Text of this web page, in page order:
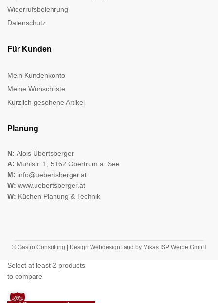
Widerrufsbelehrung
Datenschutz
Für Kunden
Mein Kundenkonto
Meine Wunschliste
Kürzlich gesehene Artikel
Planung
N: Alois Übertsberger
A: Mühlstr. 1, 5162 Obertrum a. See
M: info@uebertsberger.at
W: www.uebertsberger.at
W: Küchen Planung & Technik
© Gastro Consulting | Design WebdesignLand by Mikas ISP Werbe GmbH
Select at least 2 products
to compare